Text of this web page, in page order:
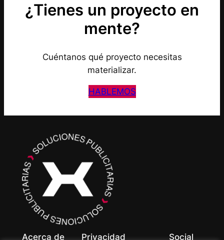
¿Tienes un proyecto en
mente?
Cuéntanos qué proyecto necesitas
materializar.
HABLEMOS
Acerca de Privacidad Social